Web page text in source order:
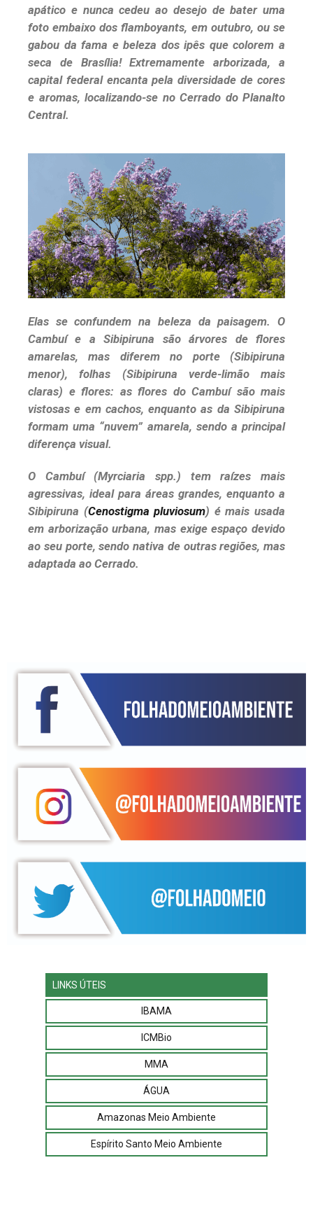
apático e nunca cedeu ao desejo de bater uma
foto embaixo dos flamboyants, em outubro, ou se
gabou da fama e beleza dos ipês que colorem a
seca de Brasília! Extremamente arborizada, a
capital federal encanta pela diversidade de cores
e aromas, localizando-se no Cerrado do Planalto
Central.
Elas se confundem na beleza da paisagem. O
Cambuí e a Sibipiruna são árvores de flores
amarelas, mas diferem no porte (Sibipiruna
menor), folhas (Sibipiruna verde-limão mais
claras) e flores: as flores do Cambuí são mais
vistosas e em cachos, enquanto as da Sibipiruna
formam uma “nuvem” amarela, sendo a principal
diferença visual.
O Cambuí (Myrciaria spp.) tem raízes mais
agressivas, ideal para áreas grandes, enquanto a
Sibipiruna (Cenostigma pluviosum) é mais usada
em arborização urbana, mas exige espaço devido
ao seu porte, sendo nativa de outras regiões, mas
adaptada ao Cerrado.
LINKS ÚTEIS
IBAMA
ICMBio
MMA
ÁGUA
Amazonas Meio Ambiente
Espírito Santo Meio Ambiente